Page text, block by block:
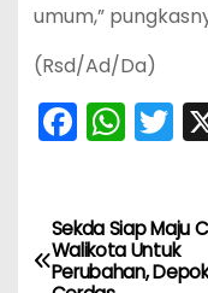
umum,”
(Rsd/Ad/Da)
F
a
e
b
W
h
ts
A
T
w
er
NSekda Siap Maju
Walikota Untuk
Perubahan,